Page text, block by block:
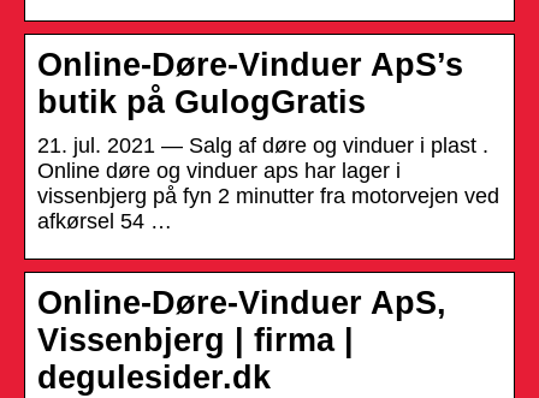
Online-Døre-Vinduer ApS’s
butik på GulogGratis
21. jul. 2021 — Salg af døre og vinduer i plast .
Online døre og vinduer aps har lager i
vissenbjerg på fyn 2 minutter fra motorvejen ved
afkørsel 54 …
Online-Døre-Vinduer ApS,
Vissenbjerg | firma |
degulesider.dk